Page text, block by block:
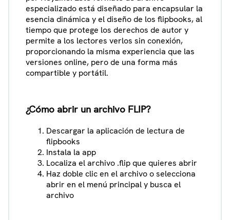
especializado está diseñado para encapsular la
esencia dinámica y el diseño de los flipbooks, al
tiempo que protege los derechos de autor y
permite a los lectores verlos sin conexión,
proporcionando la misma experiencia que las
versiones online, pero de una forma más
compartible y portátil.
¿Cómo abrir un archivo FLIP?
Descargar la aplicación de lectura de
flipbooks
Instala la app
Localiza el archivo .flip que quieres abrir
Haz doble clic en el archivo o selecciona
abrir en el menú principal y busca el
archivo